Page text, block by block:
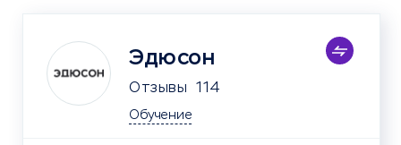
Эдюсон
Отзывы 114
Обучение